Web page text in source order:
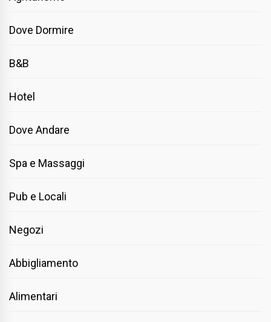
Dove Dormire
B&B
Hotel
Dove Andare
Spa e Massaggi
Pub e Locali
Negozi
Abbigliamento
Alimentari